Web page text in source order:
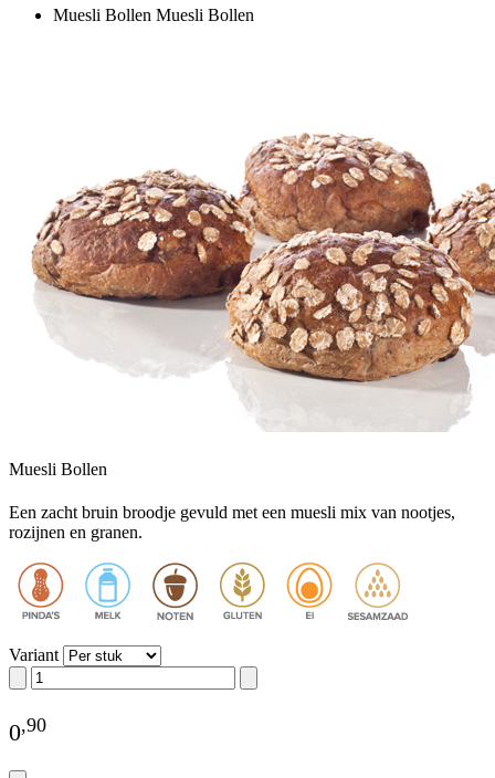
Muesli Bollen Muesli Bollen
Muesli Bollen
Een zacht bruin broodje gevuld met een muesli mix van nootjes,
rozijnen en granen.
Variant
0,90